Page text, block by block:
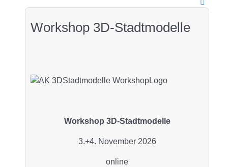
Workshop 3D-Stadtmodelle
Workshop 3D-Stadtmodelle
3.+4. November 2026
online